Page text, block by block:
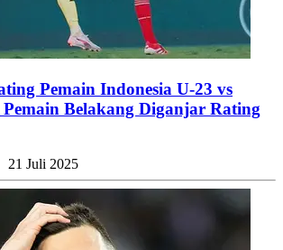
Pemain Indonesia U-23 vs
Belakang Diganjar Rating
21 Juli 2025